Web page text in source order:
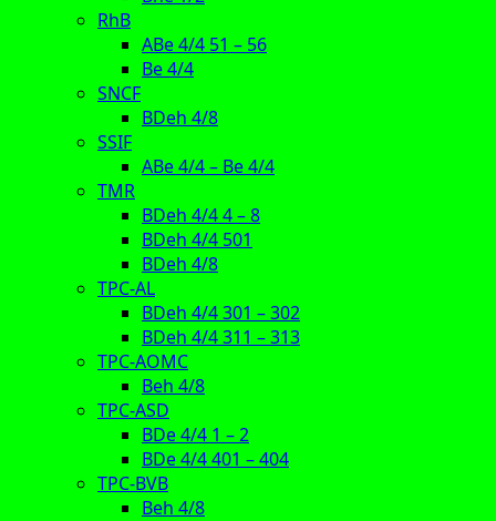
RhB
ABe 4/4 51 – 56
Be 4/4
SNCF
BDeh 4/8
SSIF
ABe 4/4 – Be 4/4
TMR
BDeh 4/4 4 – 8
BDeh 4/4 501
BDeh 4/8
TPC-AL
BDeh 4/4 301 – 302
BDeh 4/4 311 – 313
TPC-AOMC
Beh 4/8
TPC-ASD
BDe 4/4 1 – 2
BDe 4/4 401 – 404
TPC-BVB
Beh 4/8